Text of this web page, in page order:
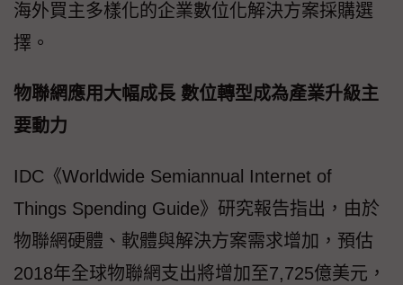
海外買主多樣化的企業數位化解決方案採購選
擇。
物聯網應用大幅成長 數位轉型成為產業升級主
要動力
IDC《Worldwide Semiannual Internet of
Things Spending Guide》研究報告指出，由於
物聯網硬體、軟體與解決方案需求增加，預估
2018年全球物聯網支出將增加至7,725億美元，